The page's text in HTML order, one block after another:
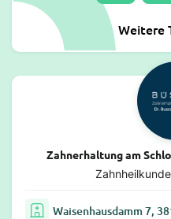
Weitere
Zahnerhaltung am
Waisenhausdamm 7,